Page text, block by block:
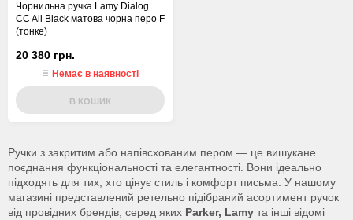
Чорнильна ручка Lamy Dialog
CC All Black матова чорна перо F
(тонке)
20 380 грн.
Немає в наявності
В КОШИК
Ручки з закритим або напівсхованим пером — це вишукане
поєднання функціональності та елегантності. Вони ідеально
підходять для тих, хто цінує стиль і комфорт письма. У нашому
магазині представлений ретельно підібраний асортимент ручок
від провідних брендів, серед яких Parker, Lamy та інші відомі